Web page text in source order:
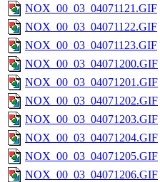
NOX_00_03_04071121.GIF
NOX_00_03_04071122.GIF
NOX_00_03_04071123.GIF
NOX_00_03_04071200.GIF
NOX_00_03_04071201.GIF
NOX_00_03_04071202.GIF
NOX_00_03_04071203.GIF
NOX_00_03_04071204.GIF
NOX_00_03_04071205.GIF
NOX_00_03_04071206.GIF